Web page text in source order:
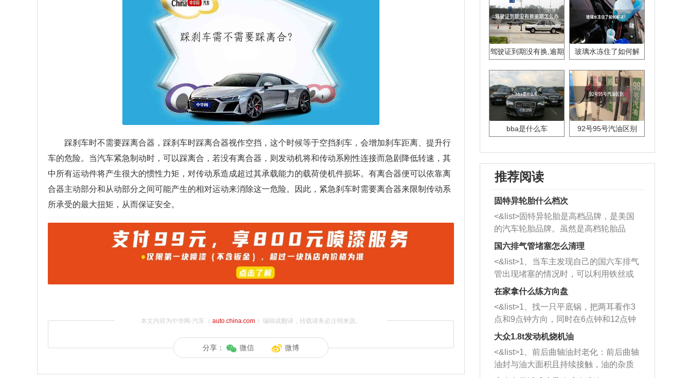
踩刹车时不需要踩离合器，踩刹车时踩离合器视作空挡，这个时候等于空挡刹车，会增加刹车距离、提升行
车的危险。当汽车紧急制动时，可以踩离合，若没有离合器，则发动机将和传动系刚性连接而急剧降低转速，其
中所有运动件将产生很大的惯性力矩，对传动系造成超过其承载能力的载荷使机件损坏。有离合器便可以依靠离
合器主动部分和从动部分之间可能产生的相对运动来消除这一危险。因此，紧急刹车时需要离合器来限制传动系
所承受的最大扭矩，从而保证安全。
本文内容为中华网·汽车（ auto.china.com）编辑或翻译，转载请务必注明来源。
分享： 微信 微博
驾驶证到期没有换,逾期
玻璃水冻住了如何解
bba是什么车 92号95号汽油区别
推荐阅读
固特异轮胎什么档次
<&list>固特异轮胎是高档品牌，是美国
的汽车轮胎品牌。虽然是高档轮胎品
牌，但是中高低端的轮胎都有生产，这
也是为了更好的开拓市场。
国六排气管堵塞怎么清理
<&list>1、当车主发现自己的国六车排气
管出现堵塞的情况时，可以利用铁丝或
者是细棍，直接将杂物给取出来，如果
堵塞情况比较严重，也可以采取应急措
施。 <&list>2、直接利用木棍将所有的
杂物推到排气管里面的位置处，然后将
三元催化器拆解开，就可以将堵塞的东
西取出来。但如果是因为积碳过多引起
的堵塞，就需要将三元催化器泡在草酸
在家拿什么练方向盘
<&list>1、找一只平底锅，把两耳看作3
点和9点钟方向，同时在6点钟和12点钟
方向做一个标记。 <&list>2、双手握住
一圈半的练习，往右同样也要打相同的
圈数。 <&list>3、最后强调要反复练
大众1.8t发动机烧机油
<&list>1、前后曲轴油封老化：前后曲轴
油封与油大面积且持续接触，油的杂质